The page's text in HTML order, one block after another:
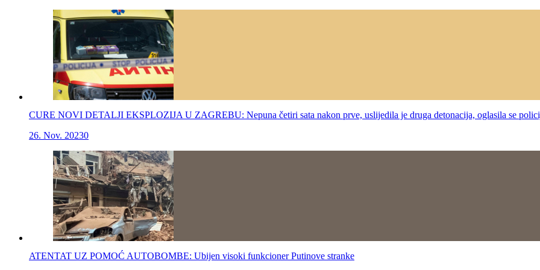
CURE NOVI DETALJI EKSPLOZIJA U ZAGREBU: Nepuna četiri sata nakon prve, uslijedila je druga detonacija, oglasila se
26. Nov. 20230
ATENTAT UZ POMOĆ AUTOBOMBE: Ubijen visoki funkcioner Putinove stranke